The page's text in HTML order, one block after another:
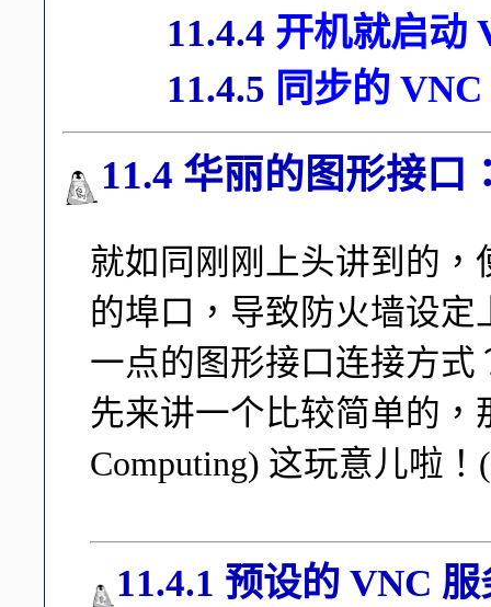
11.4.4 开机就启动
11.4.5 同步的
11.4 华丽的图形接口
就如同刚刚上头讲到的，
的埠口，导致防火墙设
一点的图形接口连接方
先来讲一个比较简单的，
Computing) 这玩意儿啦！(
11.4.1 预设的 VNC